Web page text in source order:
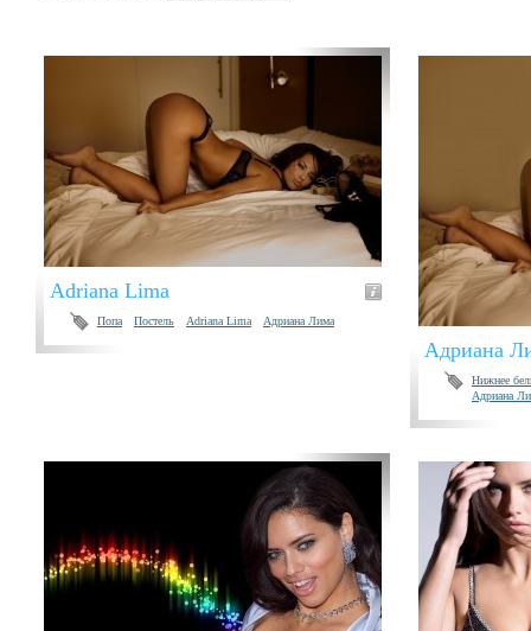
Adriana Lima
Попа Постель Adriana Lima Адриана Лима
Адриана
Нижнее
Адриана